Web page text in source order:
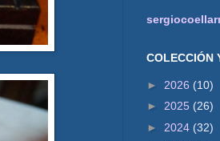
COLECCIÓN
► 2026 (10)
► 2025 (26)
► 2024 (32)